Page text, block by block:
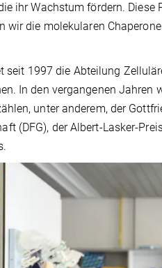
ihr Wachstum fördern.
wir die molekularen
seit 1997 die Abteilung
In den vergangenen
unter anderem, der
(DFG), der Albert-Lasker-